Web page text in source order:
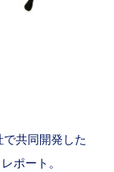
共同開発した
ポート。